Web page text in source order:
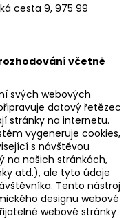
cesta 9, 975 99
včetně
svých webových
datový řetězec
stránky na internetu.
vygeneruje cookies,
s návštěvou
na našich stránkách,
atd.), ale tyto údaje
Tento nástroj
designu webové
webové stránky